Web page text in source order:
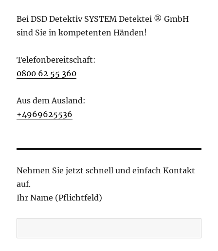
Bei DSD Detektiv SYSTEM Detektei ® GmbH
sind Sie in kompetenten Händen!
Telefonbereitschaft:
0800 62 55 360
Aus dem Ausland:
+4969625536
Nehmen Sie jetzt schnell und einfach Kontakt
auf.
Ihr Name (Pflichtfeld)